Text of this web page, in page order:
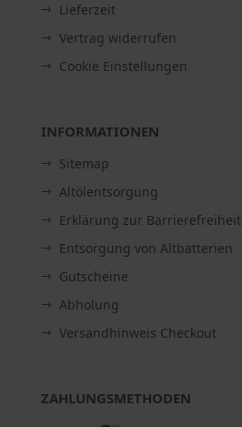
Lieferzeit
Vertrag widerrufen
Cookie Einstellungen
INFORMATIONEN
Sitemap
Altölentsorgung
Erklärung zur Barrierefreiheit
Entsorgung von Altbatterien
Gutscheine
Abholung
Versandhinweis Checkout
ZAHLUNGSMETHODEN